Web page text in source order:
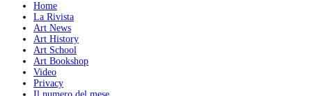
Home
La Rivista
Art News
Art History
Art School
Art Bookshop
Video
Privacy